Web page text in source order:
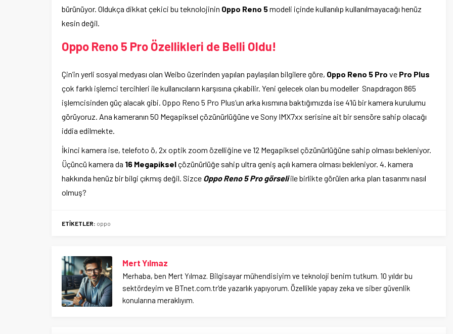
bürünüyor. Oldukça dikkat çekici bu teknolojinin Oppo Reno 5modeli içinde kullanılıp kullanılmayacağı henüz
kesin değil.
Oppo Reno 5 Pro Özellikleri de Belli Oldu!
Çin’in yerli sosyal medyası olan Weibo üzerinden yapılan paylaşılan bilgilere göre, Oppo Reno 5 Pro ve Pro Plus
çok farklı işlemci tercihleri ile kullanıcıların karşısına çıkabilir. Yeni gelecek olan bu modeller Snapdragon 865
işlemcisinden güç alacak gibi. Oppo Reno 5 Pro Plus’un arka kısmına baktığımızda ise 4’lü bir kamera kurulumu
görüyoruz. Ana kameranın 50 Megapiksel çözünürlüğüne ve Sony IMX7xx serisine ait bir sensöre sahip olacağı
iddia edilmekte.
İkinci kamera ise, telefoto ö, 2x optik zoom özelliğine ve 12 Megapiksel çözünürlüğüne sahip olması bekleniyor.
Üçüncü kamera da 16 Megapikselçözünürlüğe sahip ultra geniş açılı kamera olması bekleniyor. 4. kamera
hakkında henüz bir bilgi çıkmış değil. Sizce Oppo Reno 5 Pro görseli ile birlikte görülen arka plan tasarımı nasıl
olmuş?
ETİKETLER: oppo
Mert Yılmaz
Merhaba, ben Mert Yılmaz. Bilgisayar mühendisiyim ve teknoloji benim tutkum. 10 yıldır bu
sektördeyim ve BTnet.com.tr'de yazarlık yapıyorum. Özellikle yapay zeka ve siber güvenlik
konularına meraklıyım.